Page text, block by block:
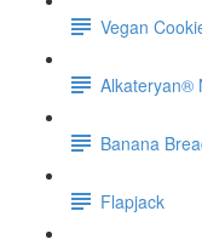
Vegan
Alkateryan®
Banana
Flapjack